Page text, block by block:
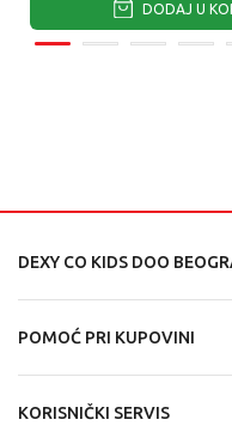
DODAJ U
DEXY CO KIDS DOO
POMOĆ PRI KUPOVINI
KORISNIČKI SERVIS